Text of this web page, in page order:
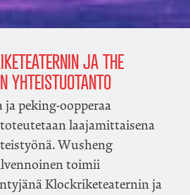
JA THE
YHTEISTUOTANTO
peking-oopperaa
laajamittaisena
Wusheng
toimii
Klockriketeaternin ja